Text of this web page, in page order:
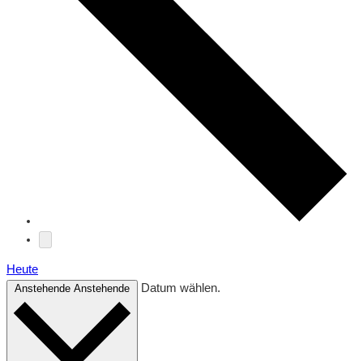
Heute
Anstehende Anstehende Datum wählen.